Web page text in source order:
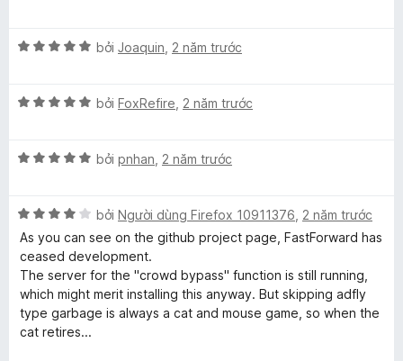
ố
r
g
5
g
r
g
5
h
g
r
g
s
ố
5
X
h
g
r
o
n
g
s
ố
5
bởi Joaquin 2 năm trước
X
h
g
5
t
r
o
n
g
bởi FoxRefire 2 năm trước
X
h
ạ
n
g
5
t
r
bởi pnhan 2 năm trước
X
ế
p
h
ạ
n
g
bởi Người dùng Firefox 10911376 2 năm trước
As you can see on the github project page, FastForward has
ceased development.
The server for the "crowd bypass" function is still running,
which might merit installing this anyway. But skipping adfly
type garbage is always a cat and mouse game, so when the
cat retires...